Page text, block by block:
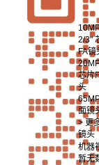
2/3"
FA镜
芯片
头
面镜
> 更
镜头
机器
暂无